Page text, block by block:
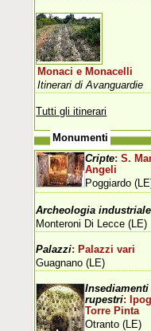
Monaci e Monacelli
Itinerari di Avanguardie
Tutti gli itinerari
Monumenti
Cripte: S.
Angeli
Poggiardo
Archeologia industriale
Monteroni Di Lecce (LE)
Palazzi: Palazzi vari
Guagnano (LE)
Insediamenti
rupestri:
Torre Pinta
Otranto (LE)